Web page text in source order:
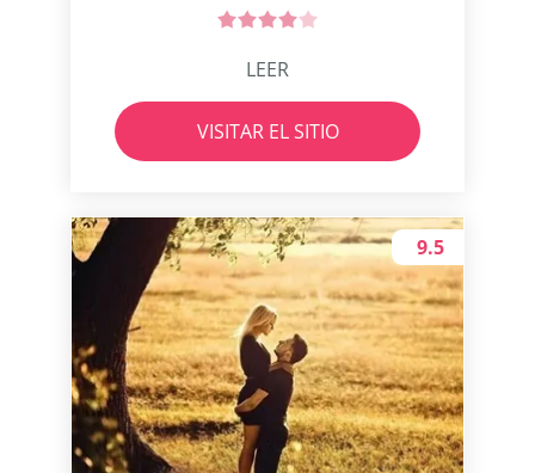
LEER
VISITAR EL SITIO
9.5